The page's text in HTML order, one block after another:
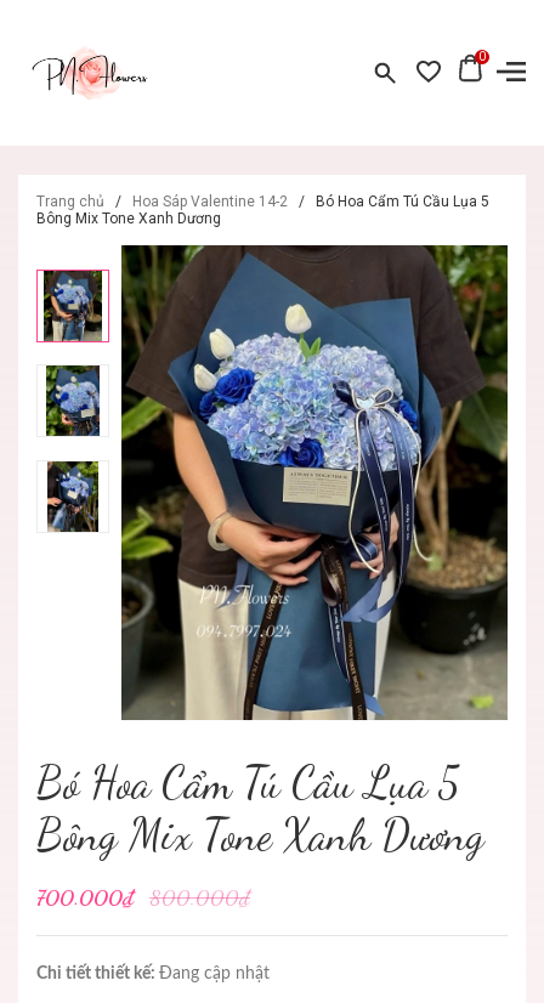
0
Trang chủ / Hoa Sáp Valentine 14-2 /
Bó Hoa Cẩm Tú Cầu Lụa 5
Bông Mix Tone Xanh Dương
Bó Hoa Cẩm Tú Cầu Lụa 5
Bông Mix Tone Xanh Dương
700.000₫ 800.000₫
Chi tiết thiết kế: Đang cập nhật